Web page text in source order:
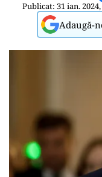
Publicat: 31 ian.
Adaugă-